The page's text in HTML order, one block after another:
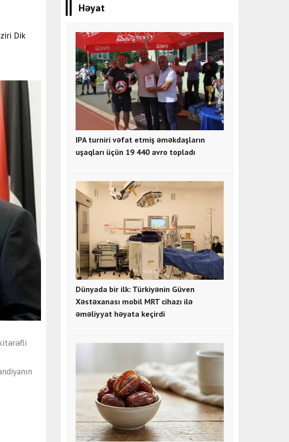
Dik
Həyat
IPA turniri vəfat etmiş əməkdaşların
uşaqları üçün 19 440 avro topladı
Dünyada bir ilk: Türkiyənin Güven
Xəstəxanası mobil MRT cihazı ilə
əməliyyat həyata keçirdi